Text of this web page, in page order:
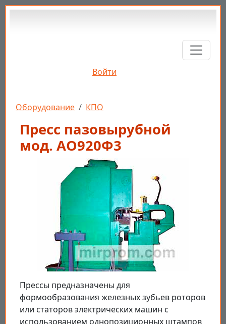
Перейти к основному содержанию
Войти
Строка навигации
Оборудование КПО
Пресс пазовырубной
мод. АО920Ф3
Прессы предназначены для
формообразования железных зубьев роторов
или статоров электрических машин с
использованием однопозиционных штампов